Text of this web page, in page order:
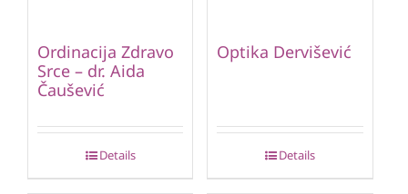
Ordinacija Zdravo
Srce – dr. Aida
Čaušević
Details
Optika Dervišević
Details